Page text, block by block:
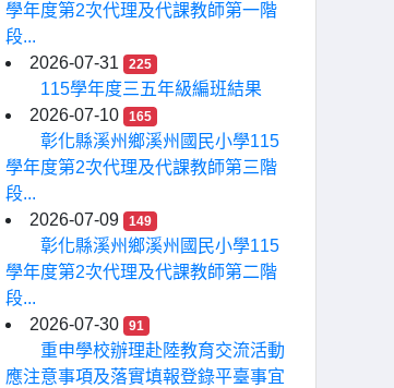
學年度第2次代理及代課教師第一階
段...
2026-07-31
225
115學年度三五年級編班結果
2026-07-10
165
彰化縣溪州鄉溪州國民小學115
學年度第2次代理及代課教師第三階
段...
2026-07-09
149
彰化縣溪州鄉溪州國民小學115
學年度第2次代理及代課教師第二階
段...
2026-07-30
91
重申學校辦理赴陸教育交流活動
應注意事項及落實填報登錄平臺事宜